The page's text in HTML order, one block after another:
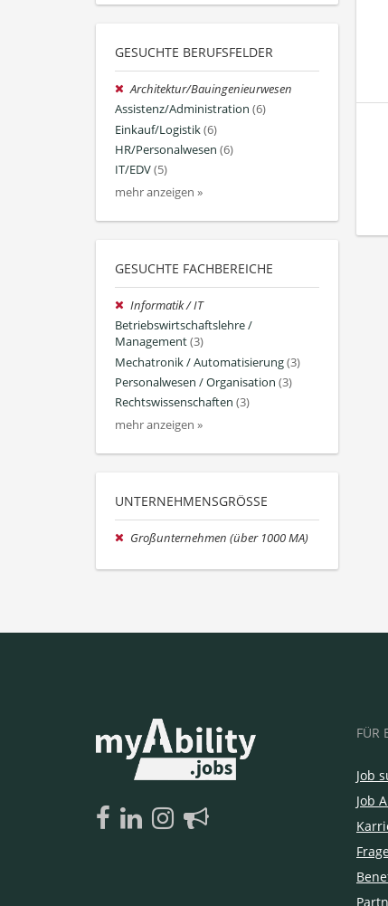
GESUCHTE BERUFSFELDER
Architektur/Bauingenieurwesen
Assistenz/Administration (6)
Einkauf/Logistik(6)
HR/Personalwesen (6)
IT/EDV(5)
mehr anzeigen »
GESUCHTE FACHBEREICHE
Informatik / IT
Betriebswirtschaftslehre /
Management(3)
Mechatronik / Automatisierung(3)
Personalwesen / Organisation (3)
Rechtswissenschaften (3)
mehr anzeigen »
UNTERNEHMENSGRÖSSE
Großunternehmen (über 1000 MA)
FÜR
Job
Job